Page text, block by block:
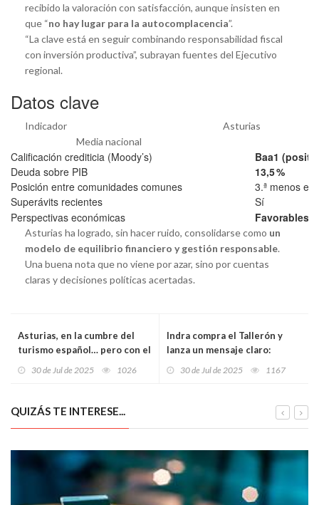
recibido la valoración con satisfacción, aunque insisten en
que “no hay lugar para la autocomplacencia”.
“La clave está en seguir combinando responsabilidad fiscal
con inversión productiva”, subrayan fuentes del Ejecutivo
regional.
Datos clave
Indicador Asturias
Media nacional
Calificación crediticia (Moody’s)
Baa1
Deuda sobre PIB
13,5 %
Posición entre comunidades comunes
3.ª menos
Superávits recientes
Sí
Perspectivas económicas
Favorables
Asturias ha logrado, sin hacer ruido, consolidarse como un
modelo de equilibrio financiero y gestión responsable.
Una buena nota que no viene por azar, sino por cuentas
claras y decisiones políticas acertadas.
Asturias, en la cumbre del
turismo español… pero con el
30 de Jul de 2025 1026
Indra compra el Tallerón y
lanza un mensaje claro:
30 de Jul de 2025 1167
QUIZÁS TE INTERESE...